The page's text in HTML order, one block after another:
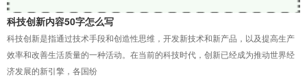
科技创新内容50字怎么写
科技创新是指通过技术手段和创造性思维，开发新技术和新产品，以及提高生产
效率和改善生活质量的一种活动。在当前的科技时代，创新已经成为推动世界经
济发展的新引擎，各国纷